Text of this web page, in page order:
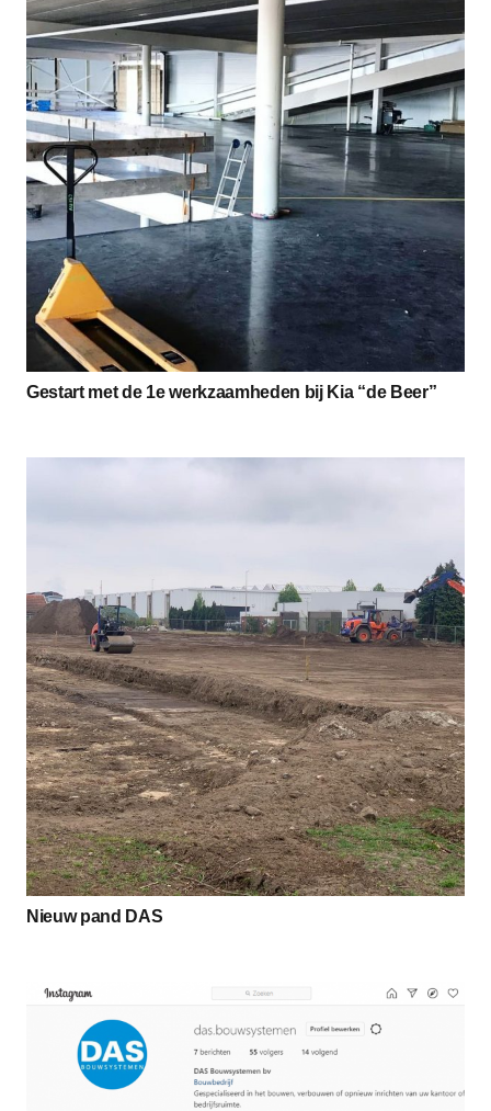
Gestart met de 1e werkzaamheden bij Kia “de Beer”
Nieuw pand DAS